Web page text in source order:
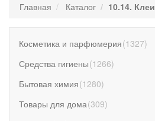
Главная Каталог 10.14. Клеи
Косметика и парфюмерия(1327)
Средства гигиены(1266)
Бытовая химия(1280)
Товары для дома(309)